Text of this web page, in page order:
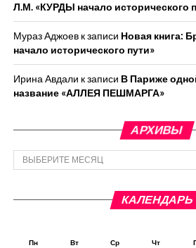
Л.М. «КУРДЫ начало исторического
Мураз Аджоевк записи Новая книга:
начало исторического пути»
Ирина Авдали к записи В Париже
название «АЛЛЕЯ ПЕШМАРГА»
АРХИВЫ
Архивы
КАЛЕНДАРЬ
Пн Вт Ср Чт